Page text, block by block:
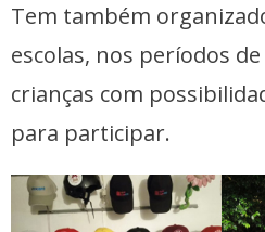
Tem também
escolas, nos períodos
crianças com
para participar.